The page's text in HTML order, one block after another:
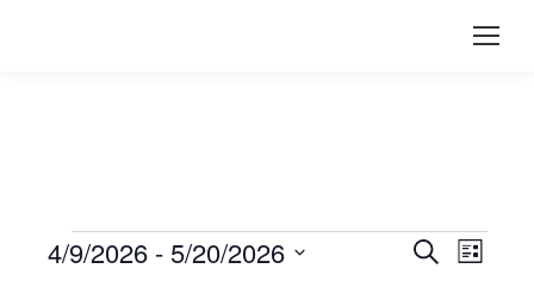
Suche Liste
4/9/2026 - 5/20/2026